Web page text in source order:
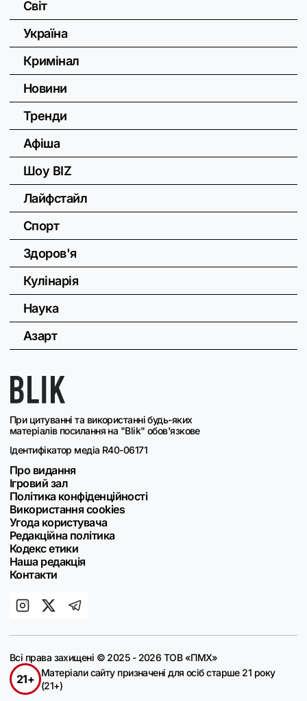
При цитуванні та використанні будь-яких
матеріалів посилання на "Blik" обов'язкове
Ідентифікатор медіа R40-06171
Про видання
Ігровий зал
Політика конфіденційності
Використання cookies
Угода користувача
Редакційна політика
Кодекс етики
Наша редакція
Контакти
Світ
Україна
Кримінал
Новини
Тренди
Афіша
Шоу BIZ
Лайфстайл
Спорт
Здоров'я
Кулінарія
Наука
Азарт
Всі права захищені © 2025 - 2026 ТОВ «ПМХ»
21+
Матеріали сайту призначені для осіб старше 21 року
(21+)